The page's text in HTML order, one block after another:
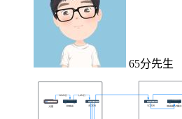
65分先生